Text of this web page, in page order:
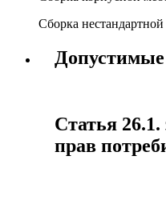
Сборка
Статья
прав